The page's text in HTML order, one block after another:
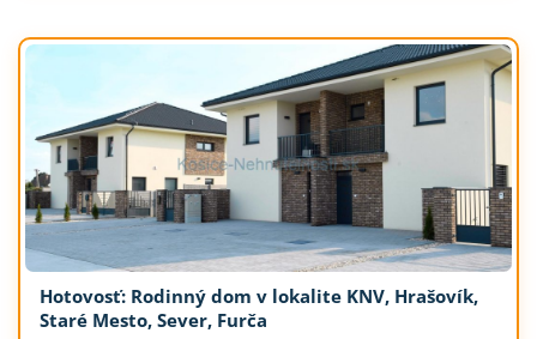
Hotovosť: Rodinný dom v lokalite KNV, Hrašovík,
Staré Mesto, Sever, Furča